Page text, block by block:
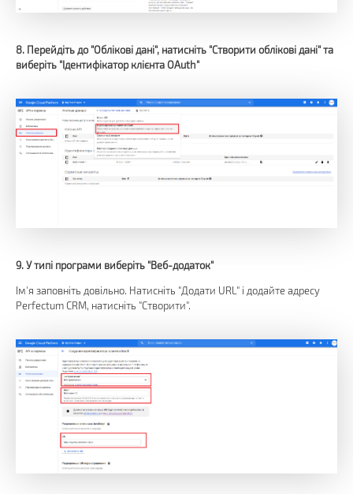
8. Перейдіть до "Облікові дані", натисніть "Створити облікові дані" та
виберіть "Ідентифікатор клієнта OAuth"
9. У типі програми виберіть "Веб-додаток"
Ім'я заповніть довільно. Натисніть "Додати URL" і додайте адресу
Perfectum CRM, натисніть "Створити".